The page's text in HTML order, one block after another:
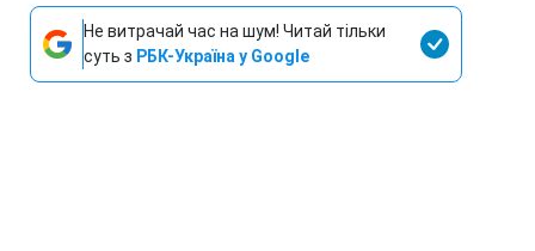
Не витрачай час на шум! Читай тільки
суть з РБК-Україна у Google